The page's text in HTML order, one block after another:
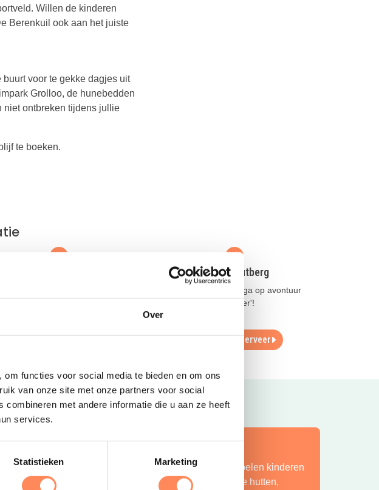
Over
functies voor social media te bieden en om ons
van onze site met onze partners voor social
met andere informatie die u aan ze heeft
services.
Statistieken Marketing
Willen de kinderen
Berenkuil ook aan het juiste
voor te gekke dagjes uit
Grolloo, de hunebedden
niet ontbreken tijdens jullie
te boeken.
meer
Vakantiedorp de Jutberg
Slaap in een 'Pod' en ga op avontuur
met de 'Jutberg Ranger'!
Lees meer Reserveer
Dít is vakantie op z’n mooist!
Bij Camping Huttopia De Roos spelen kinderen
eindeloos in de natuur, bouwen ze hutten,